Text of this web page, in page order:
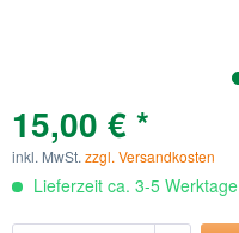
15,00 € *
inkl. MwSt. zzgl. Versandkosten
Lieferzeit ca. 3-5 Werktage